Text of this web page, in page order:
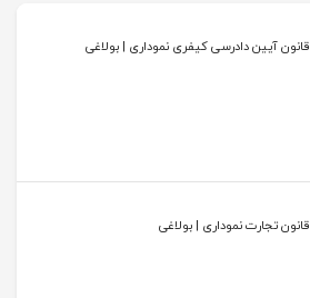
قانون آیین دادرسی کیفری نموداری | بولاغی
قانون تجارت نموداری | بولاغی